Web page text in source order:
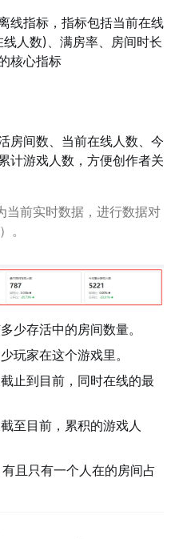
线指标，指标包括当前在线
人数)、满房率、房间时长
核心指标
房间数、当前在线人数、今
计游戏人数，方便创作者关
当前实时数据，进行数据对
。
少存活中的房间数量。
玩家在这个游戏里。
截止到目前，同时在线的最
截至目前，累积的游戏人
有且只有一个人在的房间占